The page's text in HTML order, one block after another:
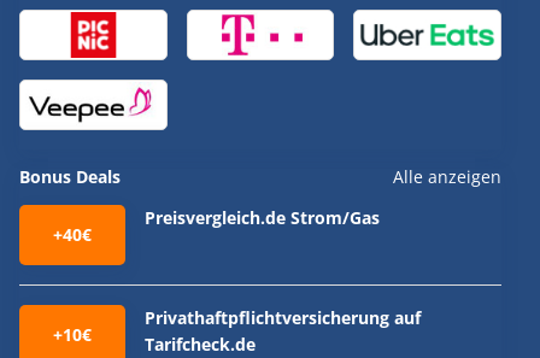
Bonus Deals Alle anzeigen
+40€
Preisvergleich.de Strom/Gas
+10€
Privathaftpflichtversicherung auf
Tarifcheck.de